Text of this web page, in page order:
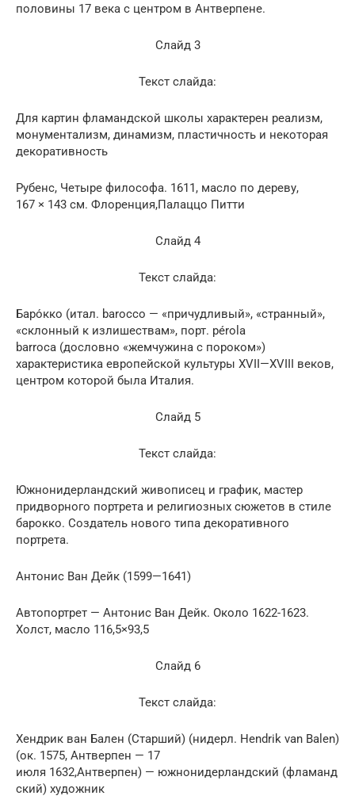
половины 17 века с центром в Антверпене.
Слайд 3
Текст слайда:
Для картин фламандской школы характерен реализм,
монументализм, динамизм, пластичность и некоторая
декоративность
Рубенс, Четыре философа. 1611, масло по дереву,
167 × 143 см. Флоренция,Палаццо Питти
Слайд 4
Текст слайда:
Баро́кко (итал. barocco — «причудливый», «странный»,
«склонный к излишествам», порт. pérola
barroca (дословно «жемчужина с пороком»)
характеристика европейской культуры XVII—XVIII веков,
центром которой была Италия.
Слайд 5
Текст слайда:
Южнонидерландский живописец и график, мастер
придворного портрета и религиозных сюжетов в стиле
барокко. Создатель нового типа декоративного
портрета.
Антонис Ван Дейк (1599—1641)
Автопортрет — Антонис Ван Дейк. Около 1622-1623.
Холст, масло 116,5×93,5
Слайд 6
Текст слайда:
Хендрик ван Бален (Старший) (нидерл. Hendrik van Balen)
(ок. 1575, Антверпен — 17
июля 1632,Антверпен) — южнонидерландский (фламанд
ский) художник